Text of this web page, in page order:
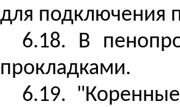
для подключения
6.18. В
прокладками.
6.19.